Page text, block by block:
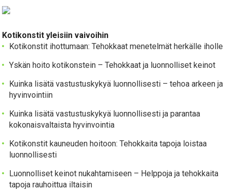
Kotikonstit yleisiin vaivoihin
Kotikonstit ihottumaan: Tehokkaat menetelmät herkälle iholle
Yskän hoito kotikonstein – Tehokkaat ja luonnolliset keinot
Kuinka lisätä vastustuskykyä luonnollisesti – tehoa arkeen ja
hyvinvointiin
Kuinka lisätä vastustuskykyä luonnollisesti ja parantaa
kokonaisvaltaista hyvinvointia
Kotikonstit kauneuden hoitoon: Tehokkaita tapoja loistaa
luonnollisesti
Luonnolliset keinot nukahtamiseen – Helppoja ja tehokkaita
tapoja rauhoittua iltaisin